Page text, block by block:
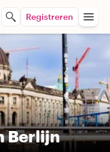
Registreren
Berlijn